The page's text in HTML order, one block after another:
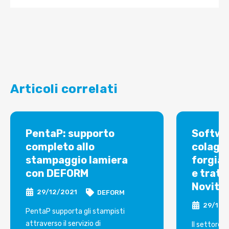
Articoli correlati
PentaP: supporto
completo allo
stampaggio lamiera
con DEFORM
29/12/2021 DEFORM
PentaP supporta gli stampisti
attraverso il servizio di
e
Novità
29/12/
Il settore